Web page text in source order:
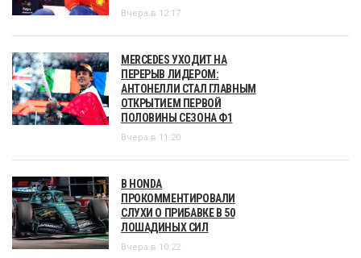
Вчера в 12:17
MERCEDES УХОДИТ НА
ПЕРЕРЫВ ЛИДЕРОМ:
АНТОНЕЛЛИ СТАЛ ГЛАВНЫМ
ОТКРЫТИЕМ ПЕРВОЙ
ПОЛОВИНЫ СЕЗОНА Ф1
Вчера в 11:20
В HONDA
ПРОКОММЕНТИРОВАЛИ
СЛУХИ О ПРИБАВКЕ В 50
ЛОШАДИНЫХ СИЛ
Вчера в 10:22